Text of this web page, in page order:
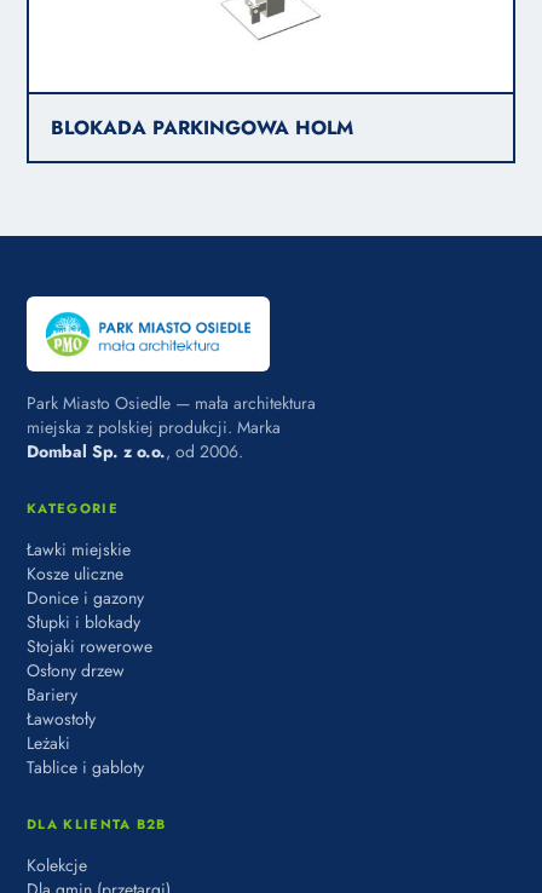
BLOKADA PARKINGOWA HOLM
Park Miasto Osiedle — mała architektura
miejska z polskiej produkcji. Marka
Dombal Sp. z o.o., od 2006.
KATEGORIE
Ławki miejskie
Kosze uliczne
Donice i gazony
Słupki i blokady
Stojaki rowerowe
Osłony drzew
Bariery
Ławostoły
Leżaki
Tablice i gabloty
DLA KLIENTA B2B
Kolekcje